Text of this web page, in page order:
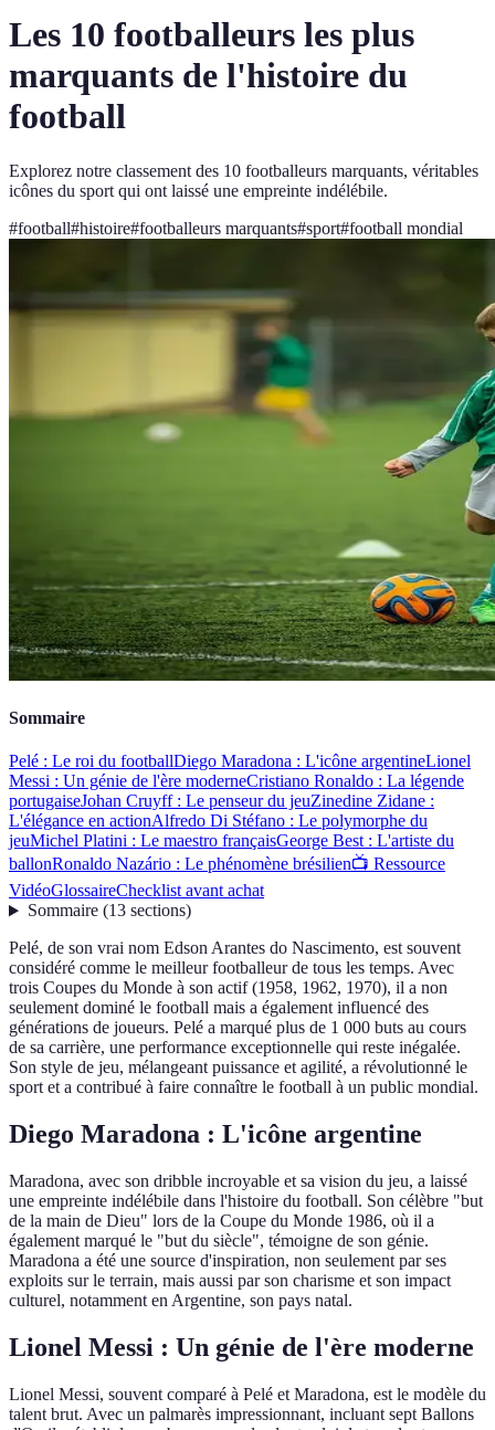
Les 10 footballeurs les plus
marquants de l'histoire du
football
Explorez notre classement des 10 footballeurs marquants, véritables
icônes du sport qui ont laissé une empreinte indélébile.
#football#histoire#footballeurs marquants#sport#football mondial
Sommaire
Pelé : Le roi du footballDiego Maradona : L'icône argentineLionel
Messi : Un génie de l'ère moderneCristiano Ronaldo : La légende
portugaiseJohan Cruyff : Le penseur du jeuZinedine Zidane :
L'élégance en actionAlfredo Di Stéfano : Le polymorphe du
jeuMichel Platini : Le maestro françaisGeorge Best : L'artiste du
ballonRonaldo Nazário : Le phénomène brésilien📺 Ressource
VidéoGlossaireChecklist avant achat
Sommaire(13 sections)
Pelé, de son vrai nom Edson Arantes do Nascimento, est souvent
considéré comme le meilleur footballeur de tous les temps. Avec
trois Coupes du Monde à son actif (1958, 1962, 1970), il a non
seulement dominé le football mais a également influencé des
générations de joueurs. Pelé a marqué plus de 1 000 buts au cours
de sa carrière, une performance exceptionnelle qui reste inégalée.
Son style de jeu, mélangeant puissance et agilité, a révolutionné le
sport et a contribué à faire connaître le football à un public mondial.
Diego Maradona : L'icône argentine
Maradona, avec son dribble incroyable et sa vision du jeu, a laissé
une empreinte indélébile dans l'histoire du football. Son célèbre "but
de la main de Dieu" lors de la Coupe du Monde 1986, où il a
également marqué le "but du siècle", témoigne de son génie.
Maradona a été une source d'inspiration, non seulement par ses
exploits sur le terrain, mais aussi par son charisme et son impact
culturel, notamment en Argentine, son pays natal.
Lionel Messi : Un génie de l'ère moderne
Lionel Messi, souvent comparé à Pelé et Maradona, est le modèle du
talent brut. Avec un palmarès impressionnant, incluant sept Ballons